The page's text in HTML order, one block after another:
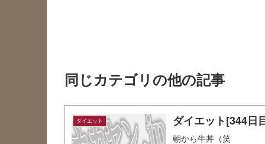
同じカテゴリの他の記事
ダイエット ダイエット[344日
朝から牛丼（笑